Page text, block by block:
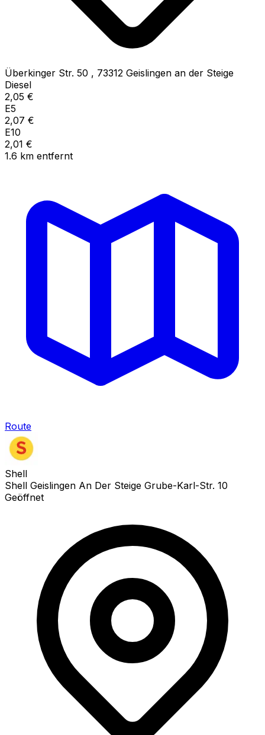
Überkinger Str. 50 , 73312 Geislingen an der Steige
Diesel
2,05 €
E5
2,07 €
E10
2,01 €
1.6 km entfernt
Route
Shell
Shell Geislingen An Der Steige Grube-Karl-Str. 10
Geöffnet